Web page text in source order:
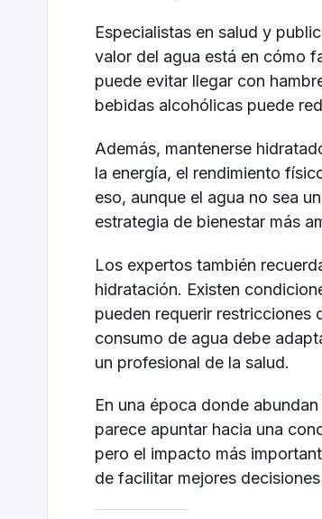
Especialistas en salud y
valor del agua está en cómo
puede evitar llegar con
bebidas alcohólicas puede
Además, mantenerse
la energía, el rendimiento
eso, aunque el agua no sea
estrategia de bienestar más
Los expertos también
hidratación. Existen
pueden requerir restricciones
consumo de agua debe
un profesional de la salud.
En una época donde
parece apuntar hacia una
pero el impacto más
de facilitar mejores